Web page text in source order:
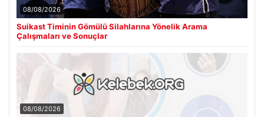
08/08/2026
Suikast Timinin Gömülü Silahlarına Yönelik Arama
Çalışmaları ve Sonuçlar
08/08/2026